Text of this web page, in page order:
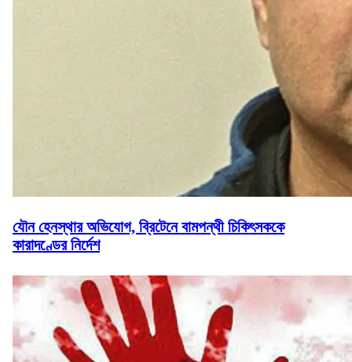
যৌন হেনস্থার অভিযোগ, ব্রিটেনে বামপন্থী চিকিৎসককে
কারাদণ্ডের নির্দেশ